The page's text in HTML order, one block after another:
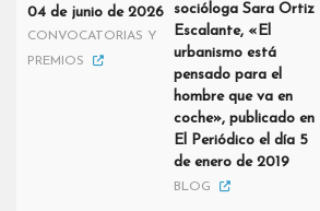
04 de junio de 2026
CONVOCATORIAS Y
PREMIOS
socióloga Sara Ortiz
Escalante, «El
urbanismo está
pensado para el
hombre que va en
coche», publicado en
El Periódico el día 5
de enero de 2019
BLOG